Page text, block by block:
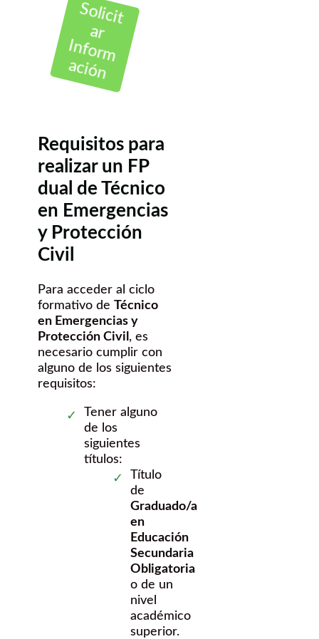
Solicit
ar
Inform
ación
Requisitos para
realizar un FP
dual de Técnico
en Emergencias
y Protección
Civil
Para acceder al ciclo
formativo de Técnico
en Emergencias y
Protección Civil , es
necesario cumplir con
alguno de los siguientes
requisitos:
Tener alguno
de los
siguientes
títulos:
Título
de
Graduado/a
en
Educación
Secundaria
Obligatoria
o de un
nivel
académico
superior.